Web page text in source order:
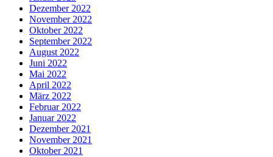
Dezember 2022
November 2022
Oktober 2022
September 2022
August 2022
Juni 2022
Mai 2022
April 2022
März 2022
Februar 2022
Januar 2022
Dezember 2021
November 2021
Oktober 2021